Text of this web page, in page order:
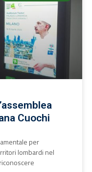
Cuochi
per
lombardi nel